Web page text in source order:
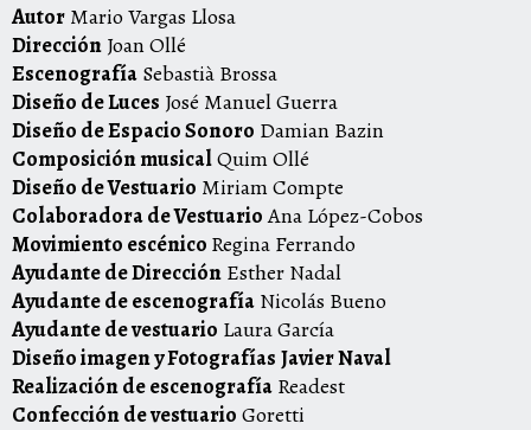
Autor Mario Vargas Llosa
Dirección Joan Ollé
Escenografía Sebastià Brossa
Diseño de Luces José Manuel Guerra
Diseño de Espacio Sonoro Damian Bazin
Composición musicalQuim Ollé
Diseño de Vestuario Miriam Compte
Colaboradora de VestuarioAna López-Cobos
Movimiento escénico Regina Ferrando
Ayudante de Dirección Esther Nadal
Ayudante de escenografía Nicolás Bueno
Ayudante de vestuario Laura García
Diseño imagen y Fotografías Javier Naval
Realización de escenografía Readest
Confección de vestuario Goretti